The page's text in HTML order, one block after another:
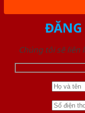
ĐĂNG
Chúng tôi sẽ liên